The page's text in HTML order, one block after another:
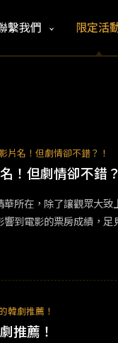
繫我們 限定活
片名！但劇情卻不錯？！
！但劇情卻不錯
所在，除了讓觀眾大
到電影的票房成績，
如《明天，我要和昨
繼而開始交往！電影不
角的「命中注定」更
韓劇推薦！
推薦！